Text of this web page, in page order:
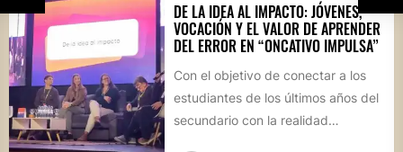
DE LA IDEA AL IMPACTO: JÓVENES,
VOCACIÓN Y EL VALOR DE APRENDER
DEL ERROR EN “ONCATIVO IMPULSA”
Con el objetivo de conectar a los
estudiantes de los últimos años del
secundario con la realidad